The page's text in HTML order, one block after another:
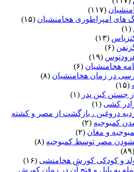
(۱۱۷)
های امپراطوری هخامنشیان (۱۵)
(۱)
(۱۳)
(۶)
(۱۹)
هخامنشیان (۶)
در زمان هخامنشیان (۸)
(۱۵)
جستن کین پدر (۱)
کشی (۱)
دروغین ، بازگشت از مصر و کشته
کمبوجیه (۲)
و مغان (۲)
مصر توسط کمبوجیه (۸)
(۸۹)
و کودکی کورش هخامنشی (۱۶)
به بابل و فتح آن در زمان کورش